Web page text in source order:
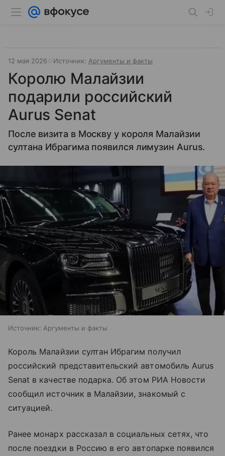
12 мая 2026 Источник: Аргументы и факты
Королю Малайзии
подарили российский
Aurus Senat
После визита в Москву у короля Малайзии
султана Ибрагима появился лимузин Aurus.
Источник: Аргументы и факты
Король Малайзии султан Ибрагим получил
российский представительский автомобиль Aurus
Senat в качестве подарка. Об этом РИА Новости
сообщил источник в Малайзии, знакомый с
ситуацией.
Ранее монарх рассказал в социальных сетях, что
после поездки в Россию в его автопарке появился